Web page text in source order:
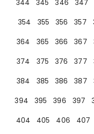
344
345 346 347
354
355 356 357
364
365 366 367
374
375 376 377
384
385 386 387
394
395 396 397
404
405 406 407